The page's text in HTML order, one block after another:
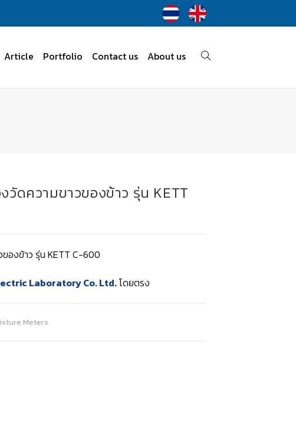
Article Portfolio Contact us About us
วัดความขาวของข้าว รุ่น KETT
องข้าว รุ่น KETT C-600
Laboratory Co. Ltd.โดยตรง
Meters